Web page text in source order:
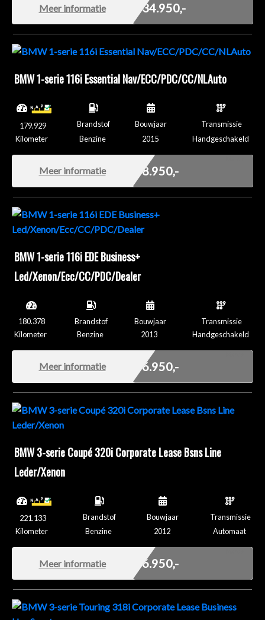
Meer informatie € 34.950,-
BMW 1-serie 116i Essential Nav/ECC/PDC/CC/NLAuto
179.929
Kilometer
Brandstof
Benzine
Bouwjaar
2015
Transmissie
Handgeschakeld
Meer informatie € 8.950,-
BMW 1-serie 116i EDE Business+
Led/Xenon/Ecc/CC/PDC/Dealer
180.378
Kilometer
Brandstof
Benzine
Bouwjaar
2013
Transmissie
Handgeschakeld
Meer informatie € 6.950,-
BMW 3-serie Coupé 320i Corporate Lease Bsns Line
Leder/Xenon
221.133
Kilometer
Brandstof
Benzine
Bouwjaar
2012
Transmissie
Automaat
Meer informatie € 6.950,-